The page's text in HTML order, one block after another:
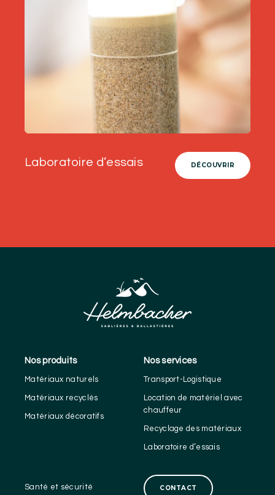
Laboratoire d’essais DÉCOUVRIR
Nos produits
Matériaux naturels
Matériaux recyclés
Matériaux décoratifs
Nos services
Transport-Logistique
Location de matériel avec
chauffeur
Recyclage des matériaux
Laboratoire d’essais
Santé et sécurité CONTACT